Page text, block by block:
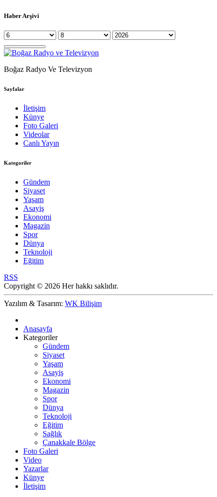
Haber Arşivi
Boğaz Radyo Ve Televizyon
Sayfalar
İletişim
Künye
Foto Galeri
Videolar
Canlı Yayın
Kategoriler
Gündem
Siyaset
Yaşam
Asayiş
Ekonomi
Magazin
Spor
Dünya
Teknoloji
Eğitim
RSS
Copyright © 2026 Her hakkı saklıdır.
Yazılım & Tasarım: WK Bilişim
Anasayfa
Kategoriler
Gündem
Siyaset
Yaşam
Asayiş
Ekonomi
Magazin
Spor
Dünya
Teknoloji
Eğitim
Sağlık
Çanakkale Bölge
Foto Galeri
Video
Yazarlar
Künye
İletişim